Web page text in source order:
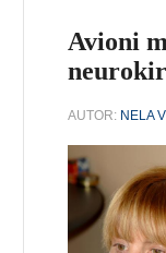
Avioni
AUTOR: NELA